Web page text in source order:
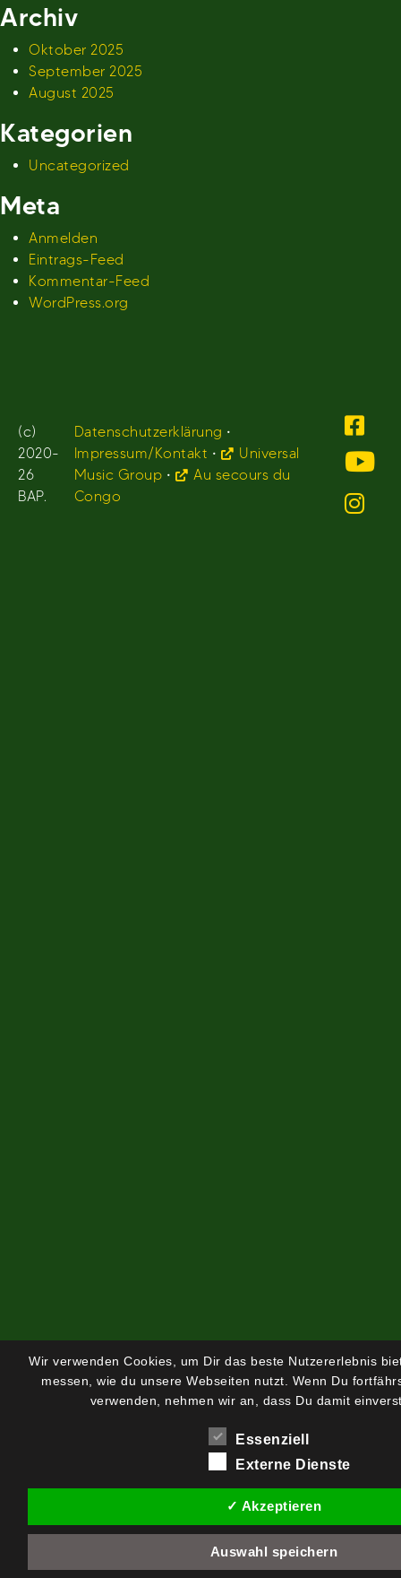
Archiv
Oktober 2025
September 2025
August 2025
Kategorien
Uncategorized
Meta
Anmelden
Eintrags-Feed
Kommentar-Feed
WordPress.org
(c)
2020-
26
BAP.
Datenschutzerklärung •
Impressum/Kontakt •
Universal
Music Group •
Au secours du
Congo
Wir verwenden Cookies, um Dir das beste Nutzererlebnis
messen, wie du unsere Webseiten nutzt. Wenn Du
verwenden, nehmen wir an, dass Du damit
Essenziell
Externe Dienste
✓ Akzeptieren
Auswahl speichern